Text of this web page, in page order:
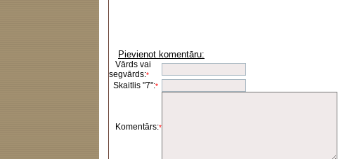
Pievienot komentāru:
Vārds vai
segvārds:*
Skaitlis "7":*
Komentārs:*